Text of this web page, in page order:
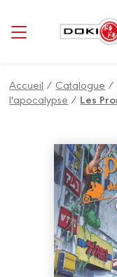
Accueil / Catalogue /
l'apocalypse / Les